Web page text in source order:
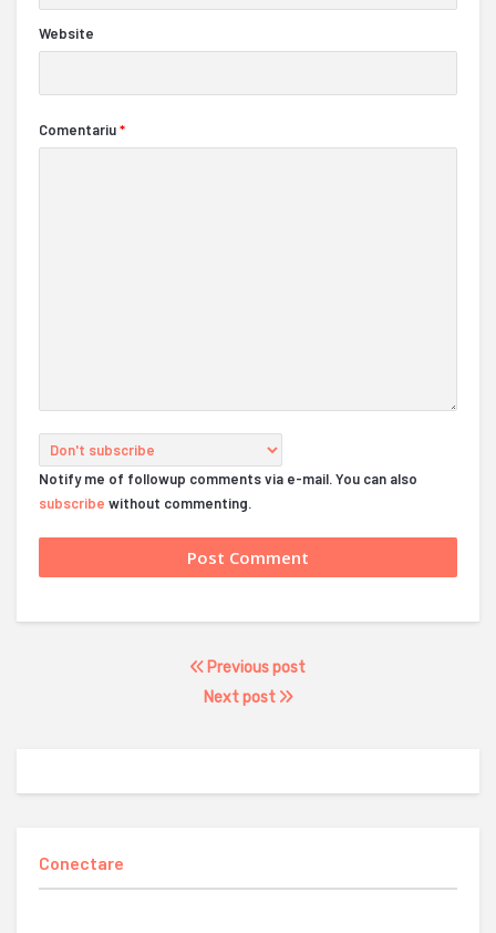
Website
Comentariu*
Notify me of followup comments via e-mail. You can also
subscribe without commenting.
Previous post
Next post
Conectare